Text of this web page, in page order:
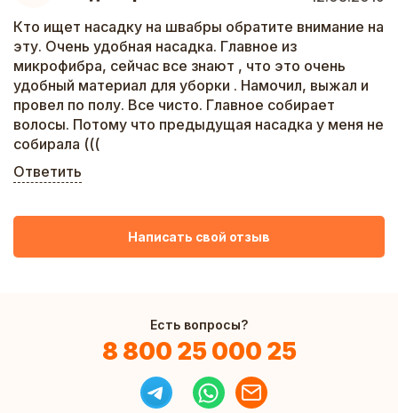
Кто ищет насадку на швабры обратите внимание на
эту. Очень удобная насадка. Главное из
микрофибра, сейчас все знают , что это очень
удобный материал для уборки . Намочил, выжал и
провел по полу. Все чисто. Главное собирает
волосы. Потому что предыдущая насадка у меня не
собирала (((
Ответить
Написать свой отзыв
Есть вопросы?
8 800 25 000 25